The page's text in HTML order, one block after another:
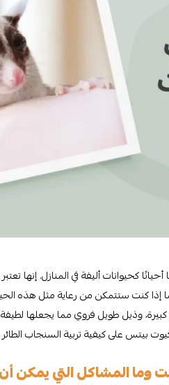
كحيوانات أليفة في المنازل. إنها
مما إذا كنت ستتمكن من رعاية مثل هذه
وذيل طويل فروي مما يجعلها
بيتس على كيفية تربية السنجاب
وما المشاكل التي يمكن